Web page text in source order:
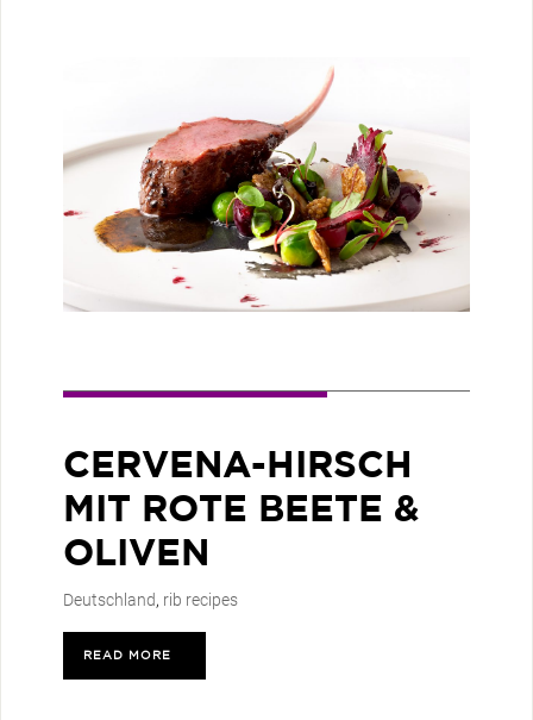
CERVENA-HIRSCH
MIT ROTE BEETE &
OLIVEN
Deutschland, rib recipes
READ MORE